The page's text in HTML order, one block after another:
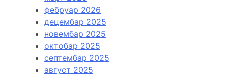
фебруар 2026
децембар 2025
новембар 2025
октобар 2025
септембар 2025
август 2025